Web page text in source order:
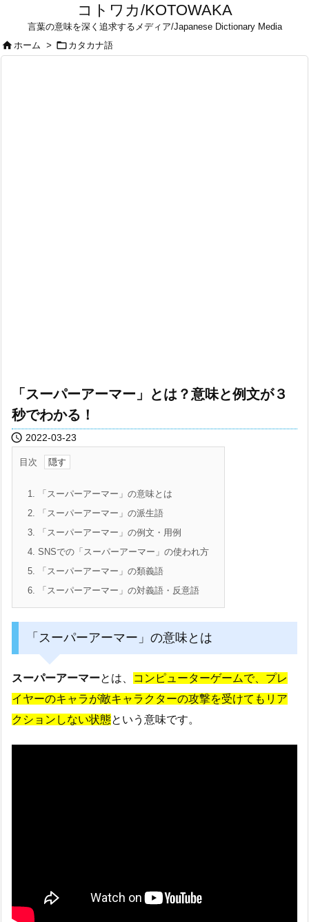
コトワカ/KOTOWAKA
言葉の意味を深く追求するメディア/Japanese Dictionary Media
ホーム >  カタカナ語
「スーパーアーマー」とは？意味と例文が３
秒でわかる！
 2022-03-23
目次
1. 「スーパーアーマー」の意味とは
2. 「スーパーアーマー」の派生語
3. 「スーパーアーマー」の例文・用例
4. SNSでの「スーパーアーマー」の使われ方
5. 「スーパーアーマー」の類義語
6. 「スーパーアーマー」の対義語・反意語
「スーパーアーマー」の意味とは
スーパーアーマーとは、
コンピューターゲームで、プレ
イヤーのキャラが敵キャラクターの攻撃を受けてもリア
クションしない状態という意味です。